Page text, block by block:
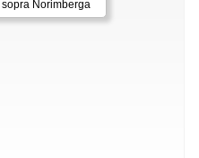
sopra Norimberga